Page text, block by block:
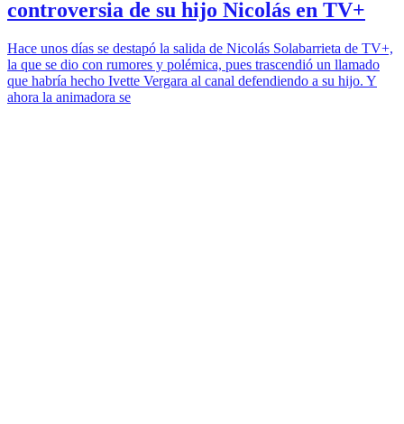
controversia de su hijo Nicolás en TV+
Hace unos días se destapó la salida de Nicolás Solabarrieta de TV+,
la que se dio con rumores y polémica, pues trascendió un llamado
que habría hecho Ivette Vergara al canal defendiendo a su hijo. Y
ahora la animadora se